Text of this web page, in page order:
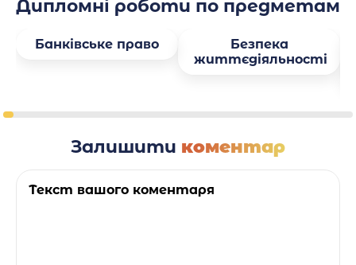
Дипломні роботи по предметам
Банківське право
Безпека
життєдіяльності
Залишити коментар